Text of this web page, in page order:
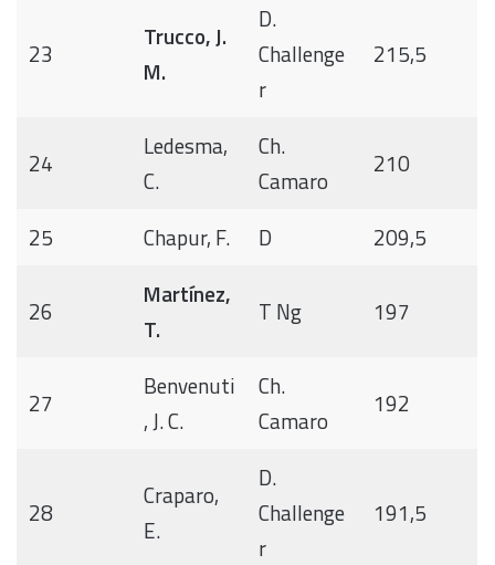
23
Trucco, J.
M.
D.
Challenge
r
215,5
24
Ledesma,
C.
Ch.
Camaro
210
25 Chapur, F. D 209,5
26
Martínez,
T.
T Ng 197
27
Benvenuti
, J. C.
Ch.
Camaro
192
28
Craparo,
E.
D.
Challenge
r
191,5